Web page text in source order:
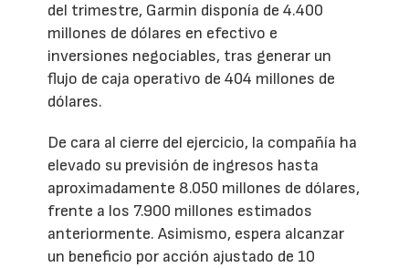
del trimestre, Garmin disponía de 4.400
millones de dólares en efectivo e
inversiones negociables, tras generar un
flujo de caja operativo de 404 millones de
dólares.
De cara al cierre del ejercicio, la compañía ha
elevado su previsión de ingresos hasta
aproximadamente 8.050 millones de dólares,
frente a los 7.900 millones estimados
anteriormente. Asimismo, espera alcanzar
un beneficio por acción ajustado de 10